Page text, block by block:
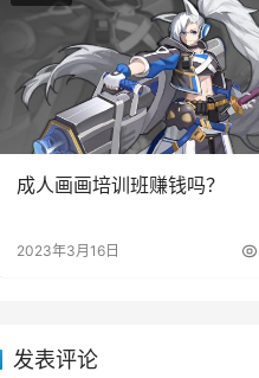
成人画画培训班赚钱吗？
2023年3月16日
发表评论